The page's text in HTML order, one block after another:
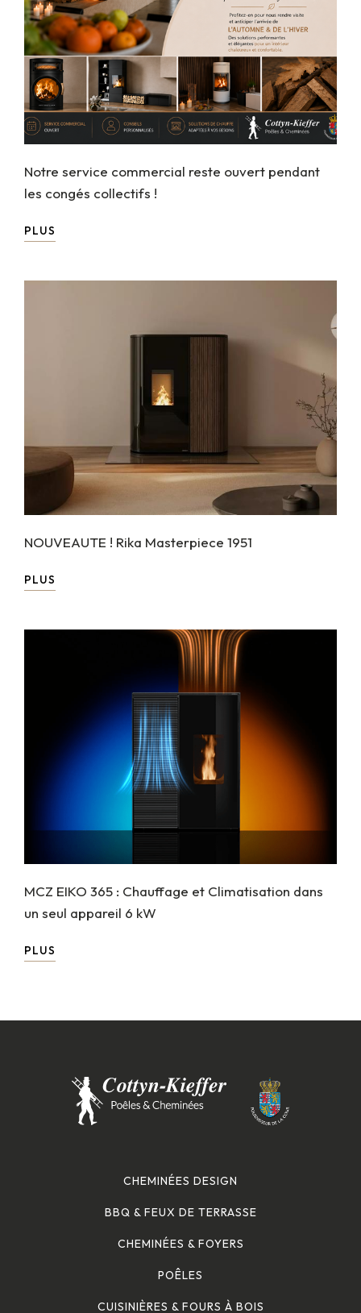
Notre service commercial reste ouvert pendant
les congés collectifs !
PLUS
NOUVEAUTE ! Rika Masterpiece 1951
PLUS
MCZ EIKO 365 : Chauffage et Climatisation dans
un seul appareil 6 kW
PLUS
CHEMINÉES DESIGN
BBQ & FEUX DE TERRASSE
CHEMINÉES & FOYERS
POÊLES
CUISINIÈRES & FOURS À BOIS